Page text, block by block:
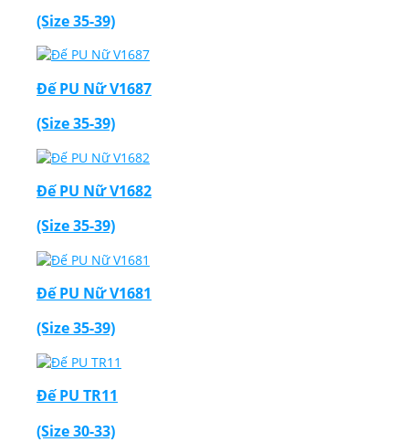
(Size 35-39)
Đế PU Nữ V1687
(Size 35-39)
Đế PU Nữ V1682
(Size 35-39)
Đế PU Nữ V1681
(Size 35-39)
Đế PU TR11
(Size 30-33)